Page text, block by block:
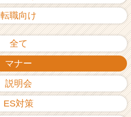
転職向け
全て
マナー
説明会
ES対策